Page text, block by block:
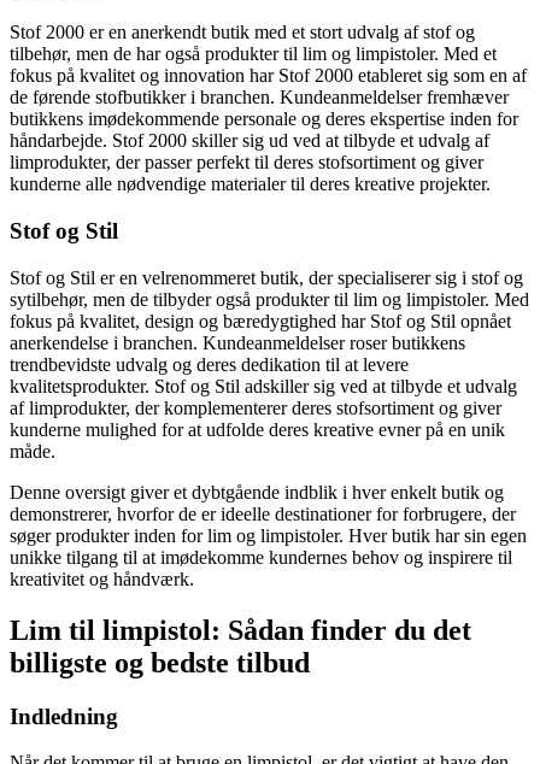
Stof 2000 er en anerkendt butik med et stort udvalg af stof og
tilbehør, men de har også produkter til lim og limpistoler. Med et
fokus på kvalitet og innovation har Stof 2000 etableret sig som en af
de førende stofbutikker i branchen. Kundeanmeldelser fremhæver
butikkens imødekommende personale og deres ekspertise inden for
håndarbejde. Stof 2000 skiller sig ud ved at tilbyde et udvalg af
limprodukter, der passer perfekt til deres stofsortiment og giver
kunderne alle nødvendige materialer til deres kreative projekter.
Stof og Stil
Stof og Stil er en velrenommeret butik, der specialiserer sig i stof og
sytilbehør, men de tilbyder også produkter til lim og limpistoler. Med
fokus på kvalitet, design og bæredygtighed har Stof og Stil opnået
anerkendelse i branchen. Kundeanmeldelser roser butikkens
trendbevidste udvalg og deres dedikation til at levere
kvalitetsprodukter. Stof og Stil adskiller sig ved at tilbyde et udvalg
af limprodukter, der komplementerer deres stofsortiment og giver
kunderne mulighed for at udfolde deres kreative evner på en unik
måde.
Denne oversigt giver et dybtgående indblik i hver enkelt butik og
demonstrerer, hvorfor de er ideelle destinationer for forbrugere, der
søger produkter inden for lim og limpistoler. Hver butik har sin egen
unikke tilgang til at imødekomme kundernes behov og inspirere til
kreativitet og håndværk.
Lim til limpistol: Sådan finder du det
billigste og bedste tilbud
Indledning